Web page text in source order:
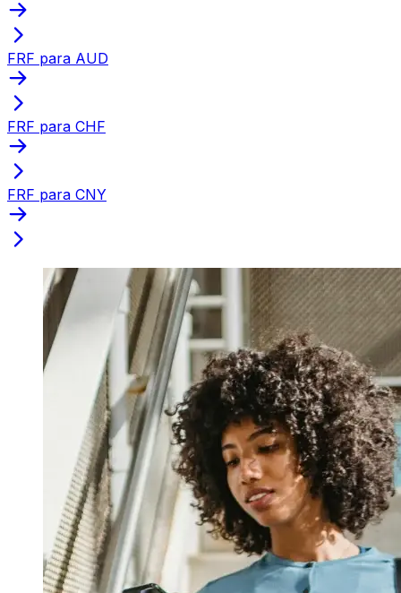
FRF para AUD
FRF para CHF
FRF para CNY